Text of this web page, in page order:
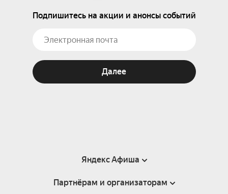
Подпишитесь на акции и анонсы событий
Далее
Яндекс Афиша
Справка
Партнёрам и организаторам